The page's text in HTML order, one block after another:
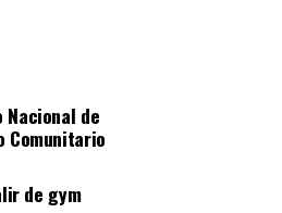
Nacional de
Comunitario
de gym